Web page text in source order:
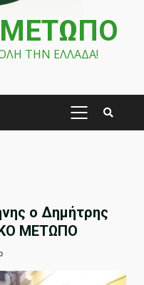
ΤΗΝ ΕΛΛΑΔΑ!
PRIMARY
ο Δημήτρης
ΜΕΤΩΠΟ